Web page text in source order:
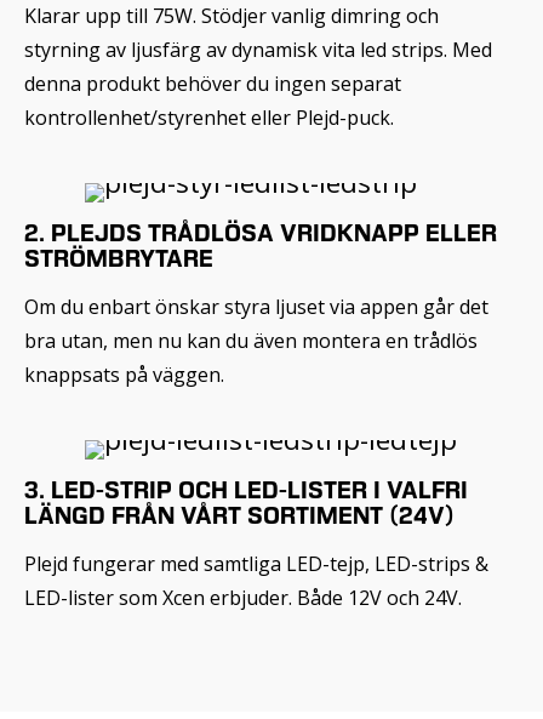
Klarar upp till 75W. Stödjer vanlig dimring och
styrning av ljusfärg av dynamisk vita led strips. Med
denna produkt behöver du ingen separat
kontrollenhet/styrenhet eller Plejd-puck.
2. PLEJDS TRÅDLÖSA VRIDKNAPP ELLER
STRÖMBRYTARE
Om du enbart önskar styra ljuset via appen går det
bra utan, men nu kan du även montera en trådlös
knappsats på väggen.
3. LED-STRIP OCH LED-LISTER I VALFRI
LÄNGD FRÅN VÅRT SORTIMENT (24V)
Plejd fungerar med samtliga LED-tejp, LED-strips &
LED-lister som Xcen erbjuder. Både 12V och 24V.